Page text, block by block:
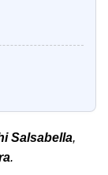
Salsabella,
.